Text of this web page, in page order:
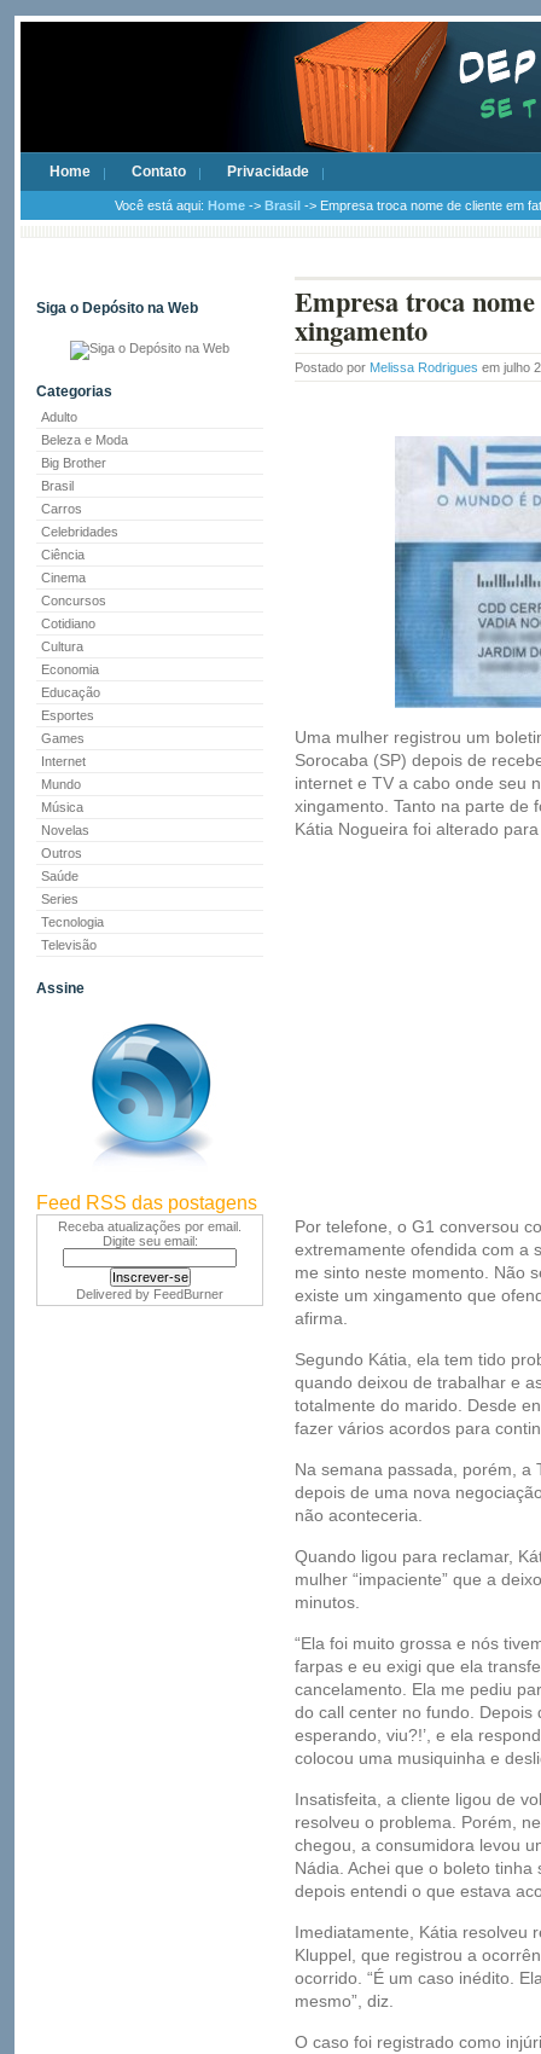
Home Contato Privacidade
Você está aqui: Home -> Brasil -> Empresa troca nome de cliente em
Siga o Depósito na Web
Categorias
Adulto
Beleza e Moda
Big Brother
Brasil
Carros
Celebridades
Ciência
Cinema
Concursos
Cotidiano
Cultura
Economia
Educação
Esportes
Games
Internet
Mundo
Música
Novelas
Outros
Saúde
Series
Tecnologia
Televisão
Assine
Feed RSS das postagens
Receba atualizações por email.
Digite seu email:
Delivered by FeedBurner
Empresa troca
xingamento
Postado por Melissa Rodrigues em julho
Uma mulher registrou um
Sorocaba (SP) depois de
internet e TV a cabo onde seu
xingamento. Tanto na parte de
Kátia Nogueira foi alterado para
Por telefone, o G1 conversou
extremamente ofendida com a
me sinto neste momento. Não
existe um xingamento que
afirma.
Segundo Kátia, ela tem tido
quando deixou de trabalhar e
totalmente do marido. Desde
fazer vários acordos para
Na semana passada, porém, a
depois de uma nova
não aconteceria.
Quando ligou para reclamar,
mulher “impaciente” que a
minutos.
“Ela foi muito grossa e nós
farpas e eu exigi que ela
cancelamento. Ela me pediu
do call center no fundo. Depois
esperando, viu?!’, e ela
colocou uma musiquinha e
Insatisfeita, a cliente ligou de
resolveu o problema. Porém,
chegou, a consumidora levou
Nádia. Achei que o boleto
depois entendi o que estava
Imediatamente, Kátia resolveu
Kluppel, que registrou a
ocorrido. “É um caso inédito.
mesmo”, diz.
O caso foi registrado como